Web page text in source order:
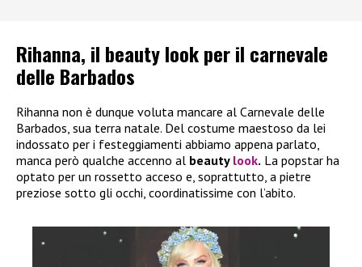
Rihanna, il beauty look per il carnevale
delle Barbados
Rihanna non è dunque voluta mancare al Carnevale delle
Barbados, sua terra natale. Del costume maestoso da lei
indossato per i festeggiamenti abbiamo appena parlato,
manca però qualche accenno al beauty look. La popstar ha
optato per un rossetto acceso e, soprattutto, a pietre
preziose sotto gli occhi, coordinatissime con l’abito.